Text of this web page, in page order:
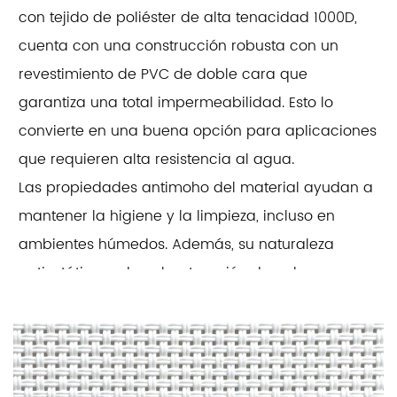
con tejido de poliéster de alta tenacidad 1000D,
cuenta con una construcción robusta con un
revestimiento de PVC de doble cara que
garantiza una total impermeabilidad. Esto lo
convierte en una buena opción para aplicaciones
que requieren alta resistencia al agua.
Las propiedades antimoho del material ayudan a
mantener la higiene y la limpieza, incluso en
ambientes húmedos. Además, su naturaleza
antiestática reduce la atracción de polvo y
períodos más prolongados. La lona también es
resistente a los desgarros, lo que ofrece mayor
longevidad y rendimiento, incluso en condiciones